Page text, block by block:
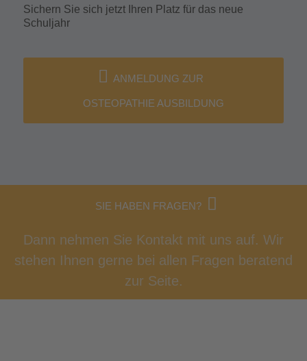
Sichern Sie sich jetzt Ihren Platz für das neue
Schuljahr
ANMELDUNG ZUR
OSTEOPATHIE AUSBILDUNG
SIE HABEN FRAGEN?
Dann nehmen Sie Kontakt mit uns auf. Wir
stehen Ihnen gerne bei allen Fragen beratend
zur Seite.